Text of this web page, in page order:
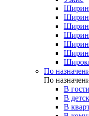
По
По
В
В
В